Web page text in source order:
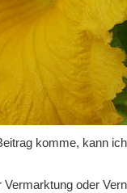
komme, kann
oder